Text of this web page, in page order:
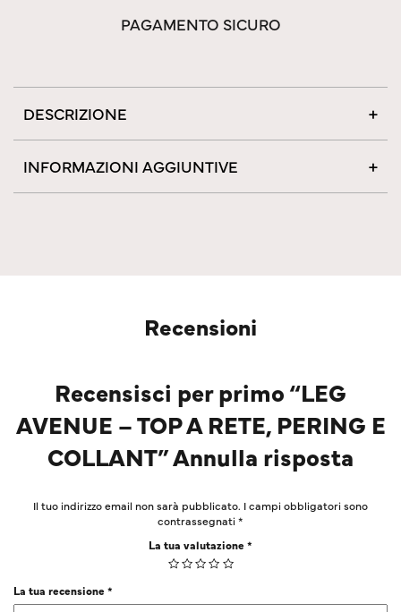
PAGAMENTO SICURO
DESCRIZIONE
INFORMAZIONI AGGIUNTIVE
Recensioni
Recensisci per primo “LEG
AVENUE – TOP A RETE, PERING E
COLLANT” Annulla risposta
Il tuo indirizzo email non sarà pubblicato. I campi obbligatori sono
contrassegnati*
La tua valutazione*
La tua recensione*